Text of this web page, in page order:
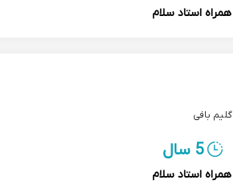
همراه استاد سلام
گلیم بافی
5 سال
همراه استاد سلام